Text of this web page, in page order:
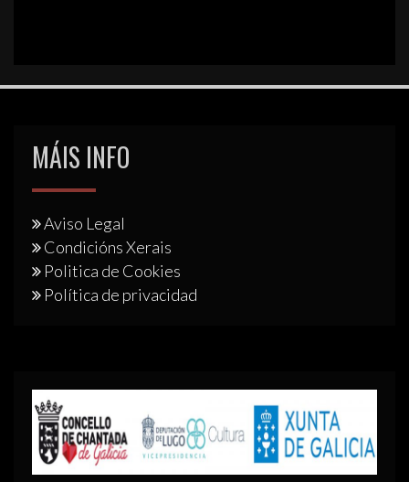
MÁIS INFO
Aviso Legal
Condicións Xerais
Politica de Cookies
Política de privacidad